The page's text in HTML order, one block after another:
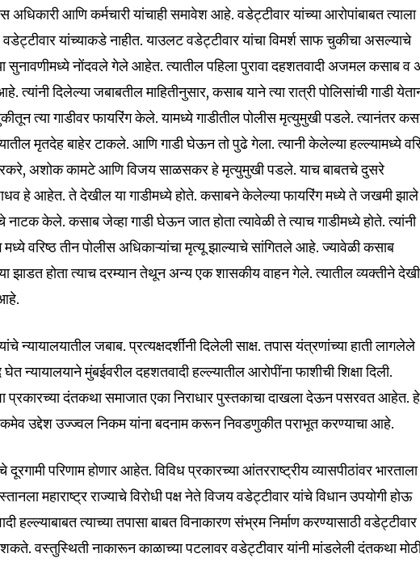
32,111
Followers
अधिकारी आणि कर्मचारी यांचाही समावेश आहे. वडेट्टीवार यांच्या आरोपांबाबत त्याला
वडेट्टीवार यांच्याकडे नाहीत. याउलट वडेट्टीवार यांचा विमर्श साफ चुकीचा असल्याचे
सुनावणीमध्ये नोंदवले गेले आहेत. त्यातील पहिला पुरावा दहशतवादी अजमल कसाब व
त्यांनी दिलेल्या जबाबतील माहितीनुसार, कसाब याने त्या रात्री पोलिसांची गाडी
त्या गाडीवर फायरिंग केले. यामध्ये गाडीतील पोलीस मृत्युमुखी पडले. त्यानंतर
मृतदेह बाहेर टाकले. आणि गाडी घेऊन तो पुढे गेला. त्यानी केलेल्या हल्ल्यामध्ये
अशोक कामटे आणि विजय साळसकर हे मृत्युमुखी पडले. याच बाबतचे दुसरे
हे आहेत. ते देखील या गाडीमध्ये होते. कसाबने केलेल्या फायरिंग मध्ये ते जखमी
नाटक केले. कसाब जेव्हा गाडी घेऊन जात होता त्यावेळी ते त्याच गाडीमध्ये होते. त्यांनी
वरिष्ठ तीन पोलीस अधिकाऱ्यांचा मृत्यू झाल्याचे सांगितले आहे. ज्यावेळी कसाब
झाडत होता त्याच दरम्यान तेथून अन्य एक शासकीय वाहन गेले. त्यातील व्यक्तीने
न्यायालयातील जबाब. प्रत्यक्षदर्शींनी दिलेली साक्ष. तपास यंत्रणांच्या हाती लागलेले
घेत न्यायालयाने मुंबईवरील दहशतवादी हल्ल्यातील आरोपींना फाशीची शिक्षा दिली.
प्रकारच्या दंतकथा समाजात एका निराधार पुस्तकाचा दाखला देऊन पसरवत आहेत. हे
उद्देश उज्ज्वल निकम यांना बदनाम करून निवडणुकीत पराभूत करण्याचा आहे.
दूरगामी परिणाम होणार आहेत. विविध प्रकारच्या आंतरराष्ट्रीय व्यासपीठांवर भारताला
महाराष्ट्र राज्याचे विरोधी पक्ष नेते विजय वडेट्टीवार यांचे विधान उपयोगी होऊ
हल्ल्याबाबत त्याच्या तपासा बाबत विनाकारण संभ्रम निर्माण करण्यासाठी वडेट्टीवार
वस्तुस्थिती नाकारून काळाच्या पटलावर वडेट्टीवार यांनी मांडलेली दंतकथा